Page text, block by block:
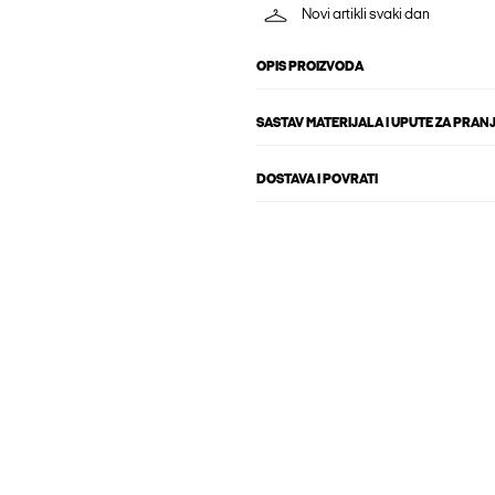
Novi artikli svaki dan
OPIS PROIZVODA
SASTAV MATERIJALA I UPUTE ZA
DOSTAVA I POVRATI